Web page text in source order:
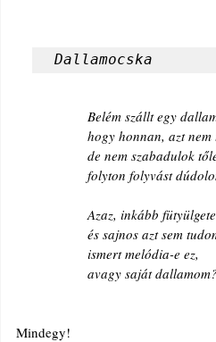
Dallamocska
Belém szállt egy
hogy honnan, azt nem
de nem szabadulok
folyton folyvást
Azaz, inkább
és sajnos azt sem
ismert melódia-e ez,
avagy saját dallamom?
Mindegy!